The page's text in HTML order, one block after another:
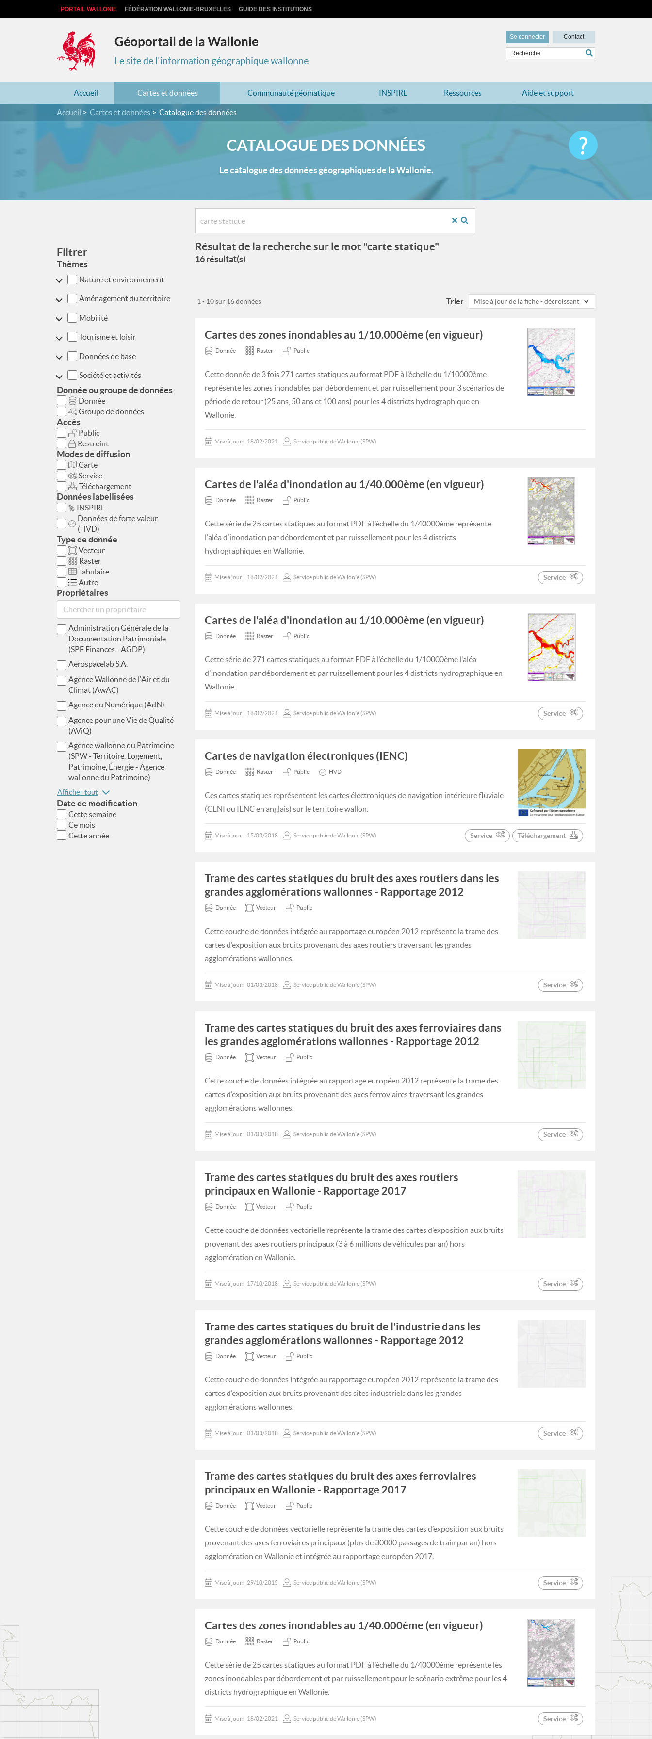
PORTAIL WALLONIE FÉDÉRATION WALLONIE-BRUXELLES GUIDE DES INSTITUTIONS
Géoportail de la Wallonie
Le site de l'information géographique wallonne
Se connecter Contact
Accueil Cartes et données Communauté géomatique INSPIRE Ressources Aide et support
Accueil Cartes et données Catalogue des données
CATALOGUE DES DONNÉES
Le catalogue des données géographiques de la Wallonie.
Filtrer
Thèmes
Nature et environnement
Aménagement du territoire
Mobilité
Tourisme et loisir
Données de base
Société et activités
Donnée ou groupe de données
Donnée
Groupe de données
Accès
Public
Restreint
Modes de diffusion
Carte
Service
Téléchargement
Données labellisées
INSPIRE
Données de forte valeur
(HVD)
Type de donnée
Vecteur
Raster
Tabulaire
Autre
Propriétaires
Administration Générale de la
Documentation Patrimoniale
(SPF Finances - AGDP)
Aerospacelab S.A.
Agence Wallonne de l'Air et du
Climat (AwAC)
Agence du Numérique (AdN)
Agence pour une Vie de Qualité
(AViQ)
Agence wallonne du Patrimoine
(SPW - Territoire, Logement,
Patrimoine, Énergie - Agence
wallonne du Patrimoine)
Afficher tout
Date de modification
Cette semaine
Ce mois
Cette année
Résultat de la recherche sur le mot "carte statique"
16 résultat(s)
Trier Mise à jour de la fiche - décroissant
1 - 10 sur 16 données
Cartes des zones inondables au 1/10.000ème (en vigueur)
Donnée Raster Public
Cette donnée de 3 fois 271 cartes statiques au format PDF à l’échelle du 1/10000ème
représente les zones inondables par débordement et par ruissellement pour 3 scénarios de
période de retour (25 ans, 50 ans et 100 ans) pour les 4 districts hydrographique en
Wallonie.
Mise à jour: 18/02/2021 Service public de Wallonie (SPW)
Cartes de l'aléa d'inondation au 1/40.000ème (en vigueur)
Donnée Raster Public
Cette série de 25 cartes statiques au format PDF à l’échelle du 1/40000ème représente
l'aléa d'inondation par débordement et par ruissellement pour les 4 districts
hydrographiques en Wallonie.
Mise à jour: 18/02/2021 Service public de Wallonie (SPW) Service
Cartes de l'aléa d'inondation au 1/10.000ème (en vigueur)
Donnée Raster Public
Cette série de 271 cartes statiques au format PDF à l’échelle du 1/10000ème l'aléa
d'inondation par débordement et par ruissellement pour les 4 districts hydrographique en
Wallonie.
Mise à jour: 18/02/2021 Service public de Wallonie (SPW) Service
Cartes de navigation électroniques (IENC)
Donnée Raster Public HVD
Ces cartes statiques représentent les cartes électroniques de navigation intérieure fluviale
(CENI ou IENC en anglais) sur le territoire wallon.
Mise à jour: 15/03/2018 Service public de Wallonie (SPW) Service Téléchargement
Trame des cartes statiques du bruit des axes routiers dans les
grandes agglomérations wallonnes - Rapportage 2012
Donnée Vecteur Public
Cette couche de données intégrée au rapportage européen 2012 représente la trame des
cartes d’exposition aux bruits provenant des axes routiers traversant les grandes
agglomérations wallonnes.
Mise à jour: 01/03/2018 Service public de Wallonie (SPW) Service
Trame des cartes statiques du bruit des axes ferroviaires dans
les grandes agglomérations wallonnes - Rapportage 2012
Donnée Vecteur Public
Cette couche de données intégrée au rapportage européen 2012 représente la trame des
cartes d’exposition aux bruits provenant des axes ferroviaires traversant les grandes
agglomérations wallonnes.
Mise à jour: 01/03/2018 Service public de Wallonie (SPW) Service
Trame des cartes statiques du bruit des axes routiers
principaux en Wallonie - Rapportage 2017
Donnée Vecteur Public
Cette couche de données vectorielle représente la trame des cartes d’exposition aux bruits
provenant des axes routiers principaux (3 à 6 millions de véhicules par an) hors
agglomération en Wallonie.
Mise à jour: 17/10/2018 Service public de Wallonie (SPW) Service
Trame des cartes statiques du bruit de l'industrie dans les
grandes agglomérations wallonnes - Rapportage 2012
Donnée Vecteur Public
Cette couche de données intégrée au rapportage européen 2012 représente la trame des
cartes d’exposition aux bruits provenant des sites industriels dans les grandes
agglomérations wallonnes.
Mise à jour: 01/03/2018 Service public de Wallonie (SPW) Service
Trame des cartes statiques du bruit des axes ferroviaires
principaux en Wallonie - Rapportage 2017
Donnée Vecteur Public
Cette couche de données vectorielle représente la trame des cartes d’exposition aux bruits
provenant des axes ferroviaires principaux (plus de 30000 passages de train par an) hors
agglomération en Wallonie et intégrée au rapportage européen 2017.
Mise à jour: 29/10/2015 Service public de Wallonie (SPW) Service
Cartes des zones inondables au 1/40.000ème (en vigueur)
Donnée Raster Public
Cette série de 25 cartes statiques au format PDF à l’échelle du 1/40000ème représente les
zones inondables par débordement et par ruissellement pour le scénario extrême pour les 4
districts hydrographique en Wallonie.
Mise à jour: 18/02/2021 Service public de Wallonie (SPW) Service